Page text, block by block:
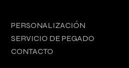
PERSONALIZACIÓN
SERVICIO DE PEGADO
CONTACTO